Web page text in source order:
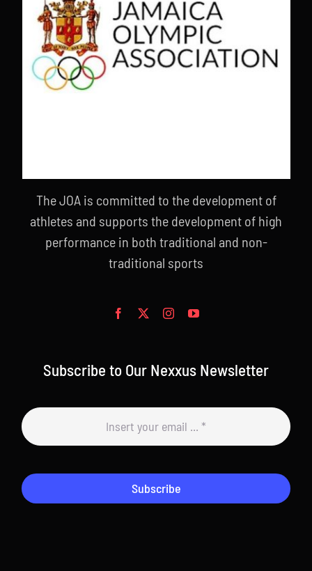
The JOA is committed to the development of
athletes and supports the development of high
performance in both traditional and non-
traditional sports
Subscribe to Our Nexxus Newsletter
Subscribe